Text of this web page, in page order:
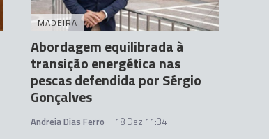
MADEIRA
Abordagem equilibrada à
transição energética nas
pescas defendida por Sérgio
Gonçalves
Andreia Dias Ferro 18 Dez 11:34